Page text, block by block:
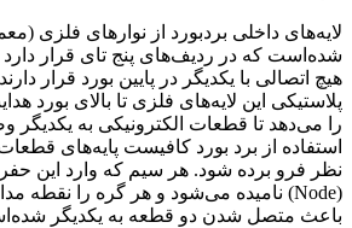
لایه‌های داخلی بردبورد از نوارهای فلزی
شده‌است که در ردیف‌های پنج تای قرار دارد
هیچ اتصالی با یکدیگر در پایین بورد قرار
پلاستیکی این لایه‌های فلزی تا بالای بورد
را می‌دهد تا قطعات الکترونیکی به یکدیگر
استفاده از برد بورد کافیست پایه‌های
نظر فرو برده شود. هر سیم که وارد این
باعث متصل شدن دو قطعه به یکدیگر